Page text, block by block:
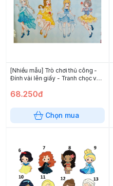
[Nhiều mẫu] Trò chơi thủ công -
Đính vải lên giấy - Tranh chọc vải
68.250đ
Chọn mua